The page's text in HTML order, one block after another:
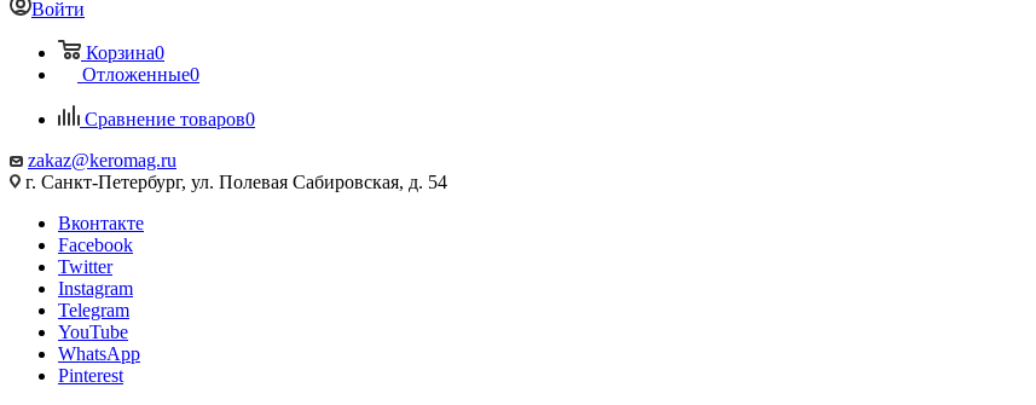
Войти
Корзина0
Отложенные0
Сравнение товаров0
zakaz@keromag.ru
г. Санкт-Петербург, ул. Полевая Сабировская, д. 54
Вконтакте
Facebook
Twitter
Instagram
Telegram
YouTube
WhatsApp
Pinterest